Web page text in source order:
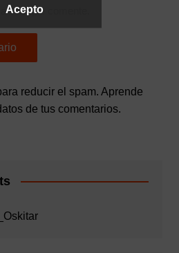
vez que comente.
reducir el spam. Aprende
de tus comentarios.
Acepto